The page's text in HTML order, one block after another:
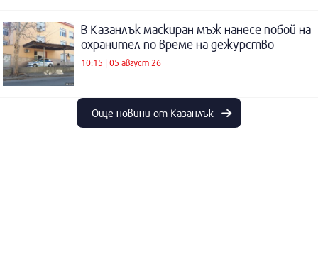
В Казанлък маскиран мъж нанесе побой на
охранител по време на дежурство
10:15 | 05 август 26
Още новини от Казанлък